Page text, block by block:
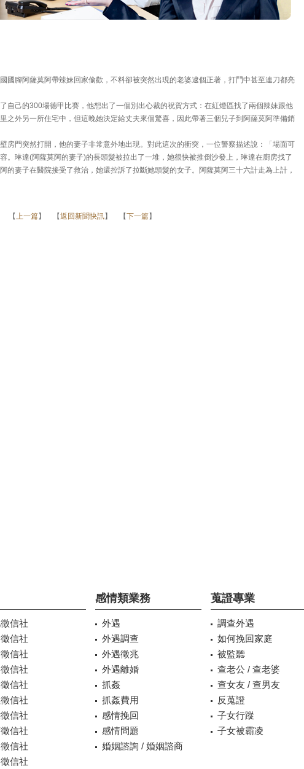
國腳阿薩莫阿帶辣妹回家偷歡，不料卻被突然出現的老婆逮個正著，打鬥中甚至連刀都亮
自己的300場德甲比賽，他想出了一個別出心裁的祝賀方式：在紅燈區找了兩個辣妹跟他
之外另一所住宅中，但這晚她決定給丈夫來個驚喜，因此帶著三個兒子到阿薩莫阿準備銷
房門突然打開，他的妻子非常意外地出現。對此這次的衝突，一位警察描述說：「場面可
。琳達(阿薩莫阿的妻子)的長頭髮被拉出了一堆，她很快被推倒沙發上，琳達在廚房找了
的妻子在醫院接受了救治，她還控訴了拉斷她頭髮的女子。阿薩莫阿三十六計走為上計，
【上一篇】 【返回新聞快訊】 【下一篇】
信社
信社
信社
信社
信社
信社
信社
信社
信社
信社
感情類業務
外遇
外遇調查
外遇徵兆
外遇離婚
抓姦
抓姦費用
感情挽回
感情問題
婚姻諮詢 / 婚姻諮商
蒐證專業
調查外遇
如何挽回家庭
被監聽
查老公 / 查老婆
查女友 / 查男友
反蒐證
子女行蹤
子女被霸凌